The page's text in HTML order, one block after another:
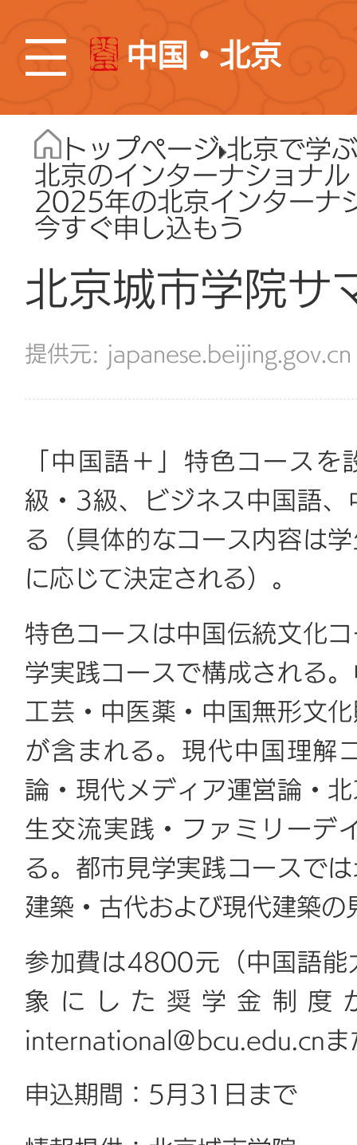
中国・北京
トップページ 北京で学
北京のインターナショナ
2025年の北京インターナ
今すぐ申し込もう
北京城市学院サ
japanese.beijing.gov.cn
「中国語＋」特色コース
級・3級、ビジネス中国語
る（具体的なコース内容は
に応じて決定される）。
特色コースは中国伝統文化
学実践コースで構成される
工芸・中医薬・中国無形文
が含まれる。現代中国理解
論・現代メディア運営論・
生交流実践・ファミリーデ
る。都市見学実践コースで
建築・古代および現代建築
参加費は4800元（中国語能
象にした奨学金制度
international@bcu.edu.cn
申込期間：5月31日まで